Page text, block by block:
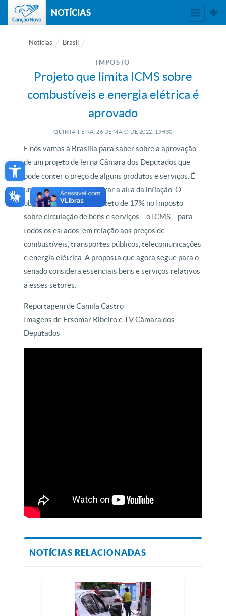
Open toolbar
NOTÍCIAS
Notícias Brasil
IMPOSTO
Projeto que limita ICMS sobre
combustíveis e energia elétrica é
aprovado
QUINTA-FEIRA, 26 DE MAIO DE 2022, 19H30
E nós vamos à Brasília para saber sobre a aprovação
de um projeto de lei na Câmara dos Deputados que
pode conter o preço de alguns produtos e serviços. É
uma tentativa para segurar a alta da inflação. O
objetivo é estabelecer o teto de 17% no Imposto
sobre circulação de bens e serviços – o ICMS – para
todos os estados, em relação aos preços de
combustíveis, transportes públicos, telecomunicações
e energia elétrica. A proposta que agora segue para o
senado considera essenciais bens e serviços relativos
a esses setores.
Reportagem de Camila Castro
Imagens de Ersomar Ribeiro e TV Câmara dos
Deputados
NOTÍCIAS RELACIONADAS